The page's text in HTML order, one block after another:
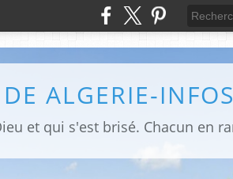
ALGERIE-INFOS